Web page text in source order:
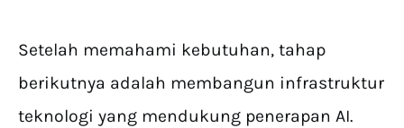
Setelah memahami kebutuhan, tahap
berikutnya adalah membangun infrastruktur
teknologi yang mendukung penerapan AI.